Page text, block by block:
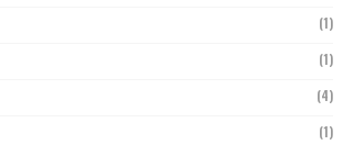
(1)
(1)
(4)
(1)